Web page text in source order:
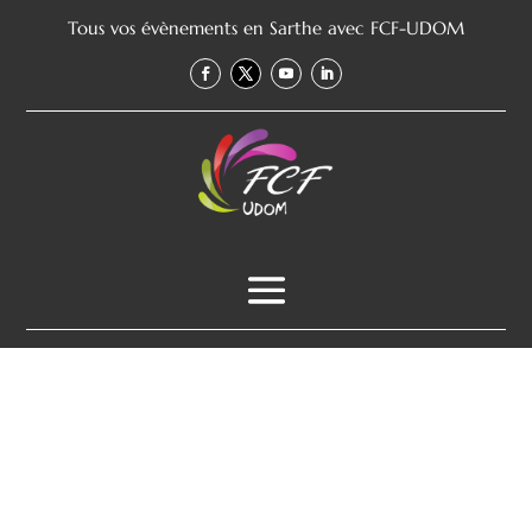
Tous vos évènements en Sarthe avec FCF-UDOM